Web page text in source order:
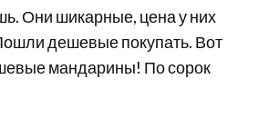
Они шикарные, цена у них
дешевые покупать. Вот
мандарины! По сорок